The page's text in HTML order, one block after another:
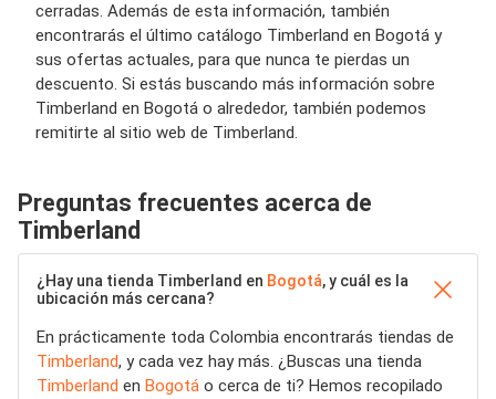
cerradas. Además de esta información, también
encontrarás el último catálogo Timberland en Bogotá y
sus ofertas actuales, para que nunca te pierdas un
descuento. Si estás buscando más información sobre
Timberland en Bogotá o alrededor, también podemos
remitirte al sitio web de Timberland.
Preguntas frecuentes acerca de
Timberland
¿Hay una tienda Timberland en Bogotá, y cuál es la
ubicación más cercana?
En prácticamente toda Colombia encontrarás tiendas de
Timberland, y cada vez hay más. ¿Buscas una tienda
Timberland en Bogotá o cerca de ti? Hemos recopilado